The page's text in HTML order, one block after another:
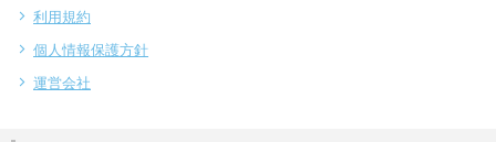
利用規約
個人情報保護方針
運営会社